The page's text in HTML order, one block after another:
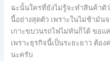
ฉะนั้นใครที่ยังไม่รู้จะทำสินค้าตั
นี้อย่างสุดตัว เพราะในไม่ช้ามัน
เกาะขบวนรถไฟไม่ทันก็ได้ ขอ
เพราะธุรกิจนี้เป็นระยะยาว ต้อ
นะครับ